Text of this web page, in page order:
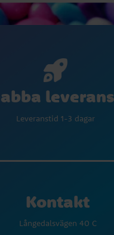
Leveranstid 1-3 dagar
Kontakt
Långedalsvägen 40 C